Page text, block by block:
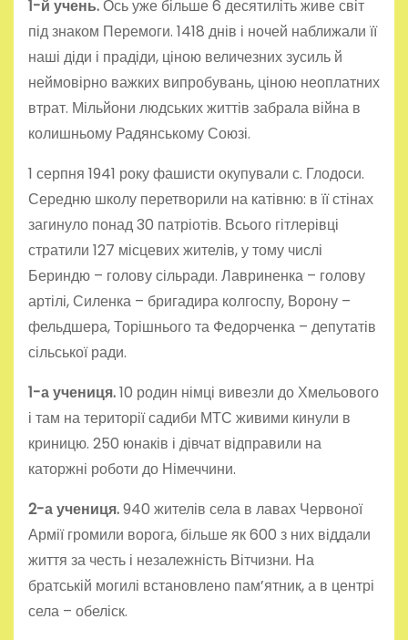
1-й учень.Ось уже більше 6 десятиліть живе світ
під знаком Перемоги. 1418 днів і ночей наближали її
наші діди і прадіди, ціною величезних зусиль й
неймовірно важких випробувань, ціною неоплатних
втрат. Мільйони людських життів забрала війна в
колишньому Радянському Союзі.
1 серпня 1941 року фашисти окупували с. Глодоси.
Середню школу перетворили на катівню: в її стінах
загинуло понад 30 патріотів. Всього гітлерівці
стратили 127 місцевих жителів, у тому числі
Бериндю – голову сільради. Лавриненка – голову
артілі, Силенка – бригадира колгоспу, Ворону –
фельдшера, Торішнього та Федорченка – депутатів
сільської ради.
1-а учениця.10 родин німці вивезли до Хмельового
і там на території садиби МТС живими кинули в
криницю. 250 юнаків і дівчат відправили на
каторжні роботи до Німеччини.
2-а учениця.940 жителів села в лавах Червоної
Армії громили ворога, більше як 600 з них віддали
життя за честь і незалежність Вітчизни. На
братській могилі встановлено пам’ятник, а в центрі
села – обеліск.